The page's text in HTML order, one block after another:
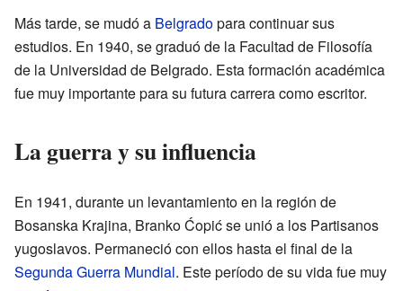
Más tarde, se mudó a Belgradopara continuar sus
estudios. En 1940, se graduó de la Facultad de Filosofía
de la Universidad de Belgrado. Esta formación académica
fue muy importante para su futura carrera como escritor.
La guerra y su influencia
En 1941, durante un levantamiento en la región de
Bosanska Krajina, Branko Ćopić se unió a los Partisanos
yugoslavos. Permaneció con ellos hasta el final de la
Segunda Guerra Mundial. Este período de su vida fue muy